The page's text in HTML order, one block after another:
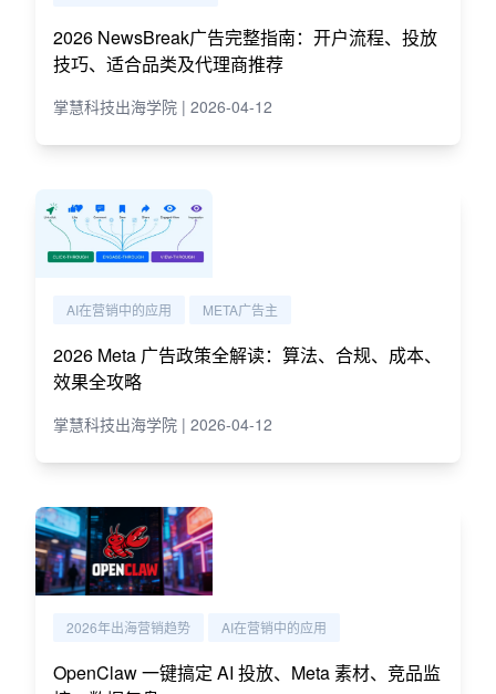
2026 NewsBreak广告完整指南：开户流程、投放
技巧、适合品类及代理商推荐
掌慧科技出海学院 | 2026-04-12
AI在营销中的应用 META广告主
2026 Meta 广告政策全解读：算法、合规、成本、
效果全攻略
掌慧科技出海学院 | 2026-04-12
2026年出海营销趋势 AI在营销中的应用
OpenClaw 一键搞定 AI 投放、Meta 素材、竞品监